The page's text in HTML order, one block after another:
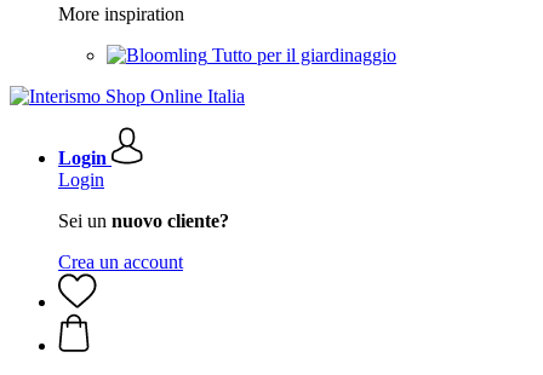
More inspiration
Tutto per il giardinaggio
Login
Login
Sei un nuovo cliente?
Crea un account